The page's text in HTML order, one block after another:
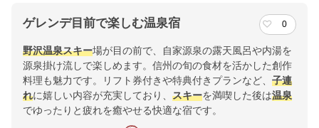
ゲレンデ目前で楽しむ温泉宿 0
野沢温泉スキー場が目の前で、自家源泉の露天風呂や内湯を
源泉掛け流しで楽しめます。信州の旬の食材を活かした創作
料理も魅力です。リフト券付きや特典付きプランなど、 子連
れに嬉しい内容が充実しており、 スキーを満喫した後は温泉
でゆったりと疲れを癒やせる快適な宿です。